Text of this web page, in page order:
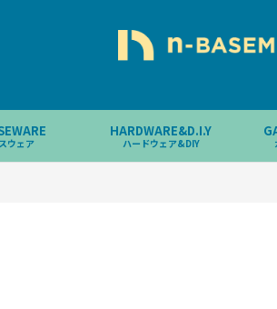
ウェア
HARDWARE&D.I.Y
ハードウェア&DIY